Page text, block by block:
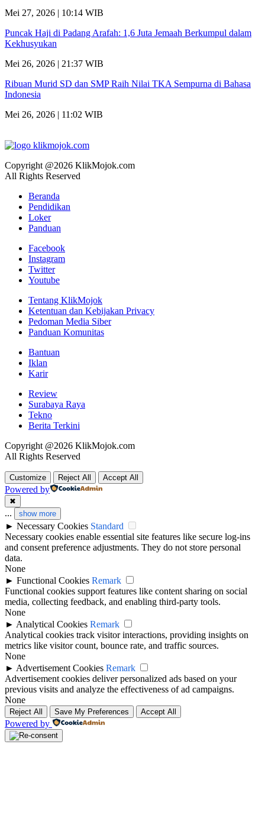
Mei 27, 2026 | 10:14 WIB
Puncak Haji di Padang Arafah: 1,6 Juta Jemaah Berkumpul dalam
Kekhusyukan
Mei 26, 2026 | 21:37 WIB
Ribuan Murid SD dan SMP Raih Nilai TKA Sempurna di Bahasa
Indonesia
Mei 26, 2026 | 11:02 WIB
Copyright @2026 KlikMojok.com
All Rights Reserved
Beranda
Pendidikan
Loker
Panduan
Facebook
Instagram
Twitter
Youtube
Tentang KlikMojok
Ketentuan dan Kebijakan Privacy
Pedoman Media Siber
Panduan Komunitas
Bantuan
Iklan
Karir
Review
Surabaya Raya
Tekno
Berita Terkini
Copyright @2026 KlikMojok.com
All Rights Reserved
Customize Reject All Accept All
Powered by
✖
... show more
► Necessary Cookies Standard
Necessary cookies enable essential site features like secure log-ins
and consent preference adjustments. They do not store personal
data.
None
► Functional Cookies Remark
Functional cookies support features like content sharing on social
media, collecting feedback, and enabling third-party tools.
None
► Analytical Cookies Remark
Analytical cookies track visitor interactions, providing insights on
metrics like visitor count, bounce rate, and traffic sources.
None
► Advertisement Cookies Remark
Advertisement cookies deliver personalized ads based on your
previous visits and analyze the effectiveness of ad campaigns.
None
Reject All Save My Preferences Accept All
Powered by